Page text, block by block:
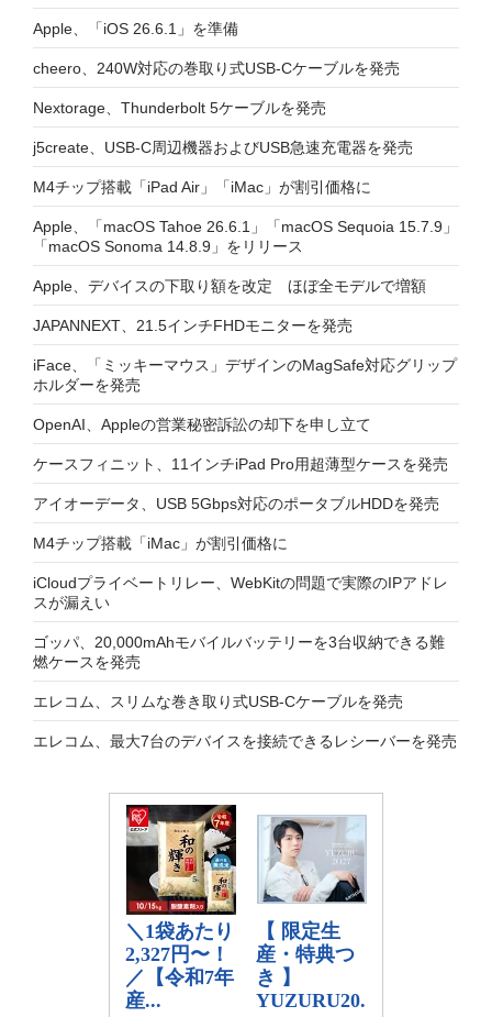
Apple、「iOS 26.6.1」を準備
cheero、240W対応の巻取り式USB-Cケーブルを発売
Nextorage、Thunderbolt 5ケーブルを発売
j5create、USB-C周辺機器およびUSB急速充電器を発売
M4チップ搭載「iPad Air」「iMac」が割引価格に
Apple、「macOS Tahoe 26.6.1」「macOS Sequoia 15.7.9」
「macOS Sonoma 14.8.9」をリリース
Apple、デバイスの下取り額を改定 ほぼ全モデルで増額
JAPANNEXT、21.5インチFHDモニターを発売
iFace、「ミッキーマウス」デザインのMagSafe対応グリップ
ホルダーを発売
OpenAI、Appleの営業秘密訴訟の却下を申し立て
ケースフィニット、11インチiPad Pro用超薄型ケースを発売
アイオーデータ、USB 5Gbps対応のポータブルHDDを発売
M4チップ搭載「iMac」が割引価格に
iCloudプライベートリレー、WebKitの問題で実際のIPアドレ
スが漏えい
ゴッパ、20,000mAhモバイルバッテリーを3台収納できる難
燃ケースを発売
エレコム、スリムな巻き取り式USB-Cケーブルを発売
エレコム、最大7台のデバイスを接続できるレシーバーを発売